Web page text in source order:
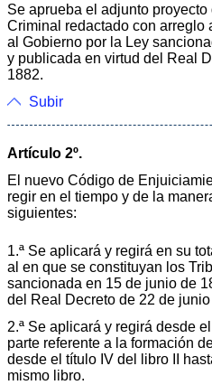
Se aprueba el adjunto
Criminal redactado con arreglo
al Gobierno por la Ley
y publicada en virtud del Real
1882.
Subir
Artículo 2º.
El nuevo Código de
regir en el tiempo y de la
siguientes:
1.ª Se aplicará y regirá en su
al en que se constituyan los
sancionada en 15 de junio de
del Real Decreto de 22 de
2.ª Se aplicará y regirá desde
parte referente a la formación
desde el título IV del libro II
mismo libro.